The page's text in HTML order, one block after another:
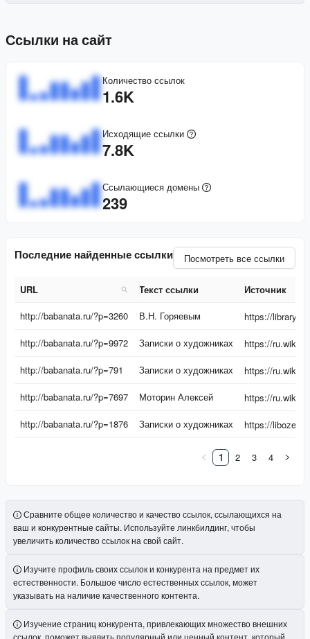
Ссылки на сайт
Количество ссылок
1.6K
Исходящие ссылки
7.8K
Ссылающиеся домены
239
Последние найденные ссылки Посмотреть все ссылки
URL Текст ссылки
Источник
URL
Текст ссылки Источник
http://babanata.ru/?p=3260 В.Н. Горяевым
http://babanata.ru/?p=9972 Записки о художниках
http://babanata.ru/?p=791 Записки о художниках
http://babanata.ru/?p=7697 Моторин Алексей
http://babanata.ru/?p=1876 Записки о художниках
1 2 3 4
Сравните общее количество и качество ссылок, ссылающихся на
ваш и конкурентные сайты. Используйте линкбилдинг, чтобы
увеличить количество ссылок на свой сайт.
Изучите профиль своих ссылок и конкурента на предмет их
естественности. Большое число естественных ссылок, может
указывать на наличие качественного контента.
Изучение страниц конкурента, привлекающих множество внешних
ссылок, поможет выявить популярный или ценный контент, который